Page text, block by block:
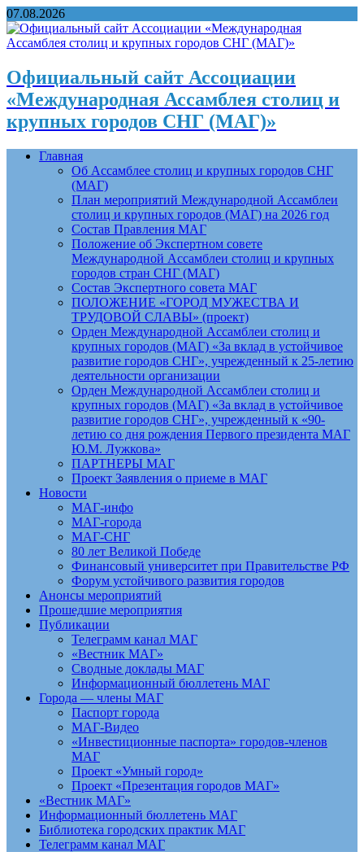
07.08.2026
Официальный сайт Ассоциации
«Международная Ассамблея столиц и
крупных городов СНГ (МАГ)»
Главная
Об Ассамблее столиц и крупных городов СНГ
(МАГ)
План мероприятий Международной Ассамблеи
столиц и крупных городов (МАГ) на 2026 год
Состав Правления МАГ
Положение об Экспертном совете
Международной Ассамблеи столиц и крупных
городов стран СНГ (МАГ)
Состав Экспертного совета МАГ
ПОЛОЖЕНИЕ «ГОРОД МУЖЕСТВА И
ТРУДОВОЙ СЛАВЫ» (проект)
Орден Международной Ассамблеи столиц и
крупных городов (МАГ) «За вклад в устойчивое
развитие городов СНГ», учрежденный к 25-летию
деятельности организации
Орден Международной Ассамблеи столиц и
крупных городов (МАГ) «За вклад в устойчивое
развитие городов СНГ», учрежденный к «90-
летию со дня рождения Первого президента МАГ
Ю.М. Лужкова»
ПАРТНЕРЫ МАГ
Проект Заявления о приеме в МАГ
Новости
МАГ-инфо
МАГ-города
МАГ-СНГ
80 лет Великой Победе
Финансовый университет при Правительстве РФ
Форум устойчивого развития городов
Анонсы мероприятий
Прошедшие мероприятия
Публикации
Телеграмм канал МАГ
«Вестник МАГ»
Сводные доклады МАГ
Информационный бюллетень МАГ
Города — члены МАГ
Паспорт города
МАГ-Видео
«Инвестиционные паспорта» городов-членов
МАГ
Проект «Умный город»
Проект «Презентация городов МАГ»
«Вестник МАГ»
Информационный бюллетень МАГ
Библиотека городских практик МАГ
Телеграмм канал МАГ